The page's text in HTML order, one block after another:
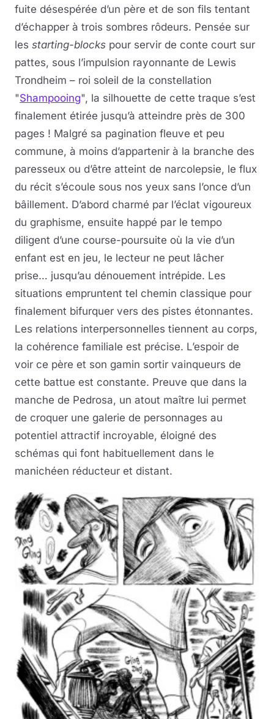
fuite désespérée d’un père et de son fils tentant
d’échapper à trois sombres rôdeurs. Pensée sur
les starting-blocks pour servir de conte court sur
pattes, sous l’impulsion rayonnante de Lewis
Trondheim – roi soleil de la constellation
"Shampooing", la silhouette de cette traque s’est
finalement étirée jusqu’à atteindre près de 300
pages ! Malgré sa pagination fleuve et peu
commune, à moins d’appartenir à la branche des
paresseux ou d’être atteint de narcolepsie, le flux
du récit s’écoule sous nos yeux sans l’once d’un
bâillement. D’abord charmé par l’éclat vigoureux
du graphisme, ensuite happé par le tempo
diligent d’une course-poursuite où la vie d’un
enfant est en jeu, le lecteur ne peut lâcher
prise… jusqu’au dénouement intrépide. Les
situations empruntent tel chemin classique pour
finalement bifurquer vers des pistes étonnantes.
Les relations interpersonnelles tiennent au corps,
la cohérence familiale est précise. L’espoir de
voir ce père et son gamin sortir vainqueurs de
cette battue est constante. Preuve que dans la
manche de Pedrosa, un atout maître lui permet
de croquer une galerie de personnages au
potentiel attractif incroyable, éloigné des
schémas qui font habituellement dans le
manichéen réducteur et distant.